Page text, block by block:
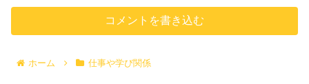
コメントを書き込む
ホーム 仕事や学び関係